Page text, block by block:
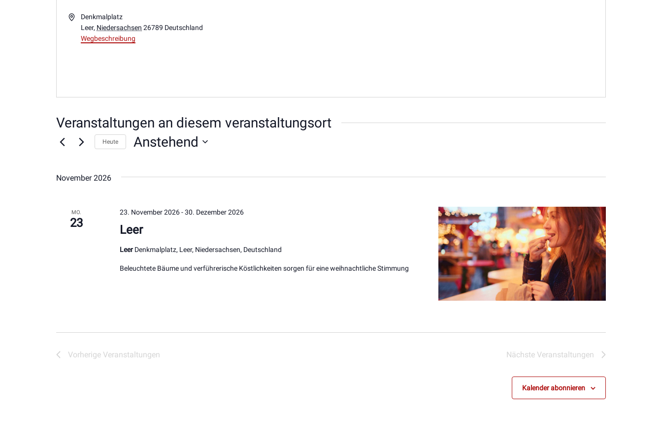
AdresseDenkmalplatz
Leer, Niedersachsen 26789 Deutschland
Wegbeschreibung
Veranstaltungen an diesem veranstaltungsort
Heute Anstehend
November 2026
MO.
23 Leer
23. November 2026-30. Dezember 2026
Leer Denkmalplatz, Leer, Niedersachsen, Deutschland
Beleuchtete Bäume und verführerische Köstlichkeiten sorgen für eine weihnachtliche Stimmung
Vorherige Veranstaltungen Nächste Veranstaltungen
Kalender abonnieren